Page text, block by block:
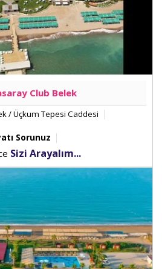
Club Belek
/ Üçkum Tepesi Caddesi
Sorunuz
Sizi Arayalım...